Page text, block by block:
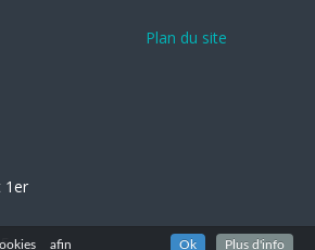
1er
Plan du site
afin Ok Plus d'info